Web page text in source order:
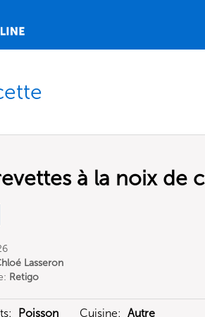
à la noix de
Lasseron
Retigo
Poisson Cuisine: Autre